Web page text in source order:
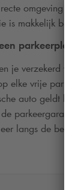
omgeving
is makkelijk
je verzekerd
elke vrije
auto geldt
langs de